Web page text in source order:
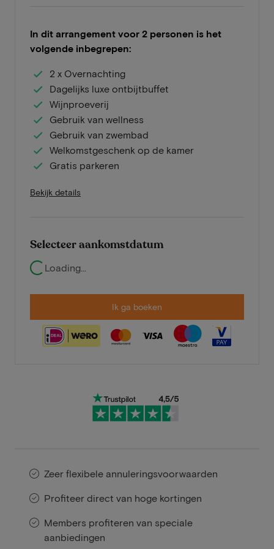
In dit arrangement voor 2 personen is het
volgende inbegrepen:
2 x Overnachting
Dagelijks luxe ontbijtbuffet
Wijnproeverij
Gebruik van wellness
Gebruik van zwembad
Welkomstgeschenk op de kamer
Gratis parkeren
Bekijk details
Selecteer aankomstdatum
Loading...
Ik ga boeken
Zeer flexibele annuleringsvoorwaarden
Profiteer direct van hoge kortingen
Members profiteren van speciale
aanbiedingen